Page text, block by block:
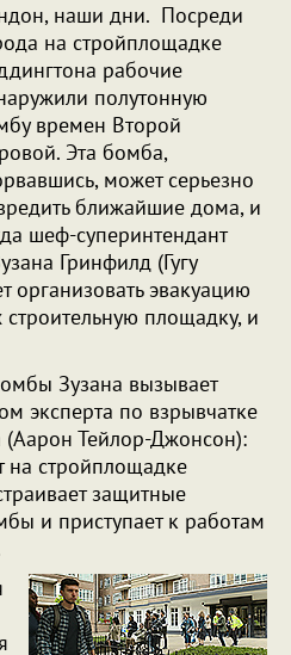
наши дни. Посреди
на стройплощадке
рабочие
полутонную
времен Второй
Эта бомба,
может серьезно
ближайшие дома, и
шеф-суперинтендант
Гринфилд (Гугу
организовать эвакуацию
площадку, и
Зузана вызывает
эксперта по взрывчатке
(Аарон Тейлор-Джонсон):
на стройплощадке
защитные
и приступает к работам